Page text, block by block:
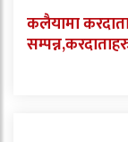
कलैयामा करदाता